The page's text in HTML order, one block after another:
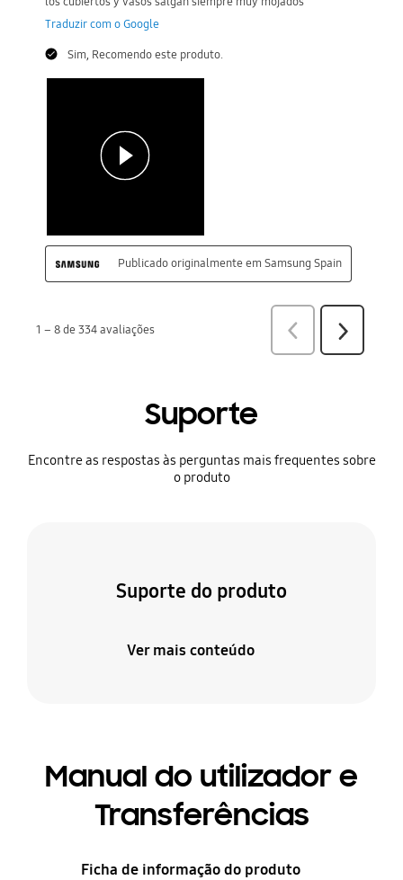
Suporte
Encontre as respostas às perguntas mais frequentes sobre
o produto
Suporte do produto
Ver mais conteúdo
Manual do utilizador e
Transferências
Ficha de informação do produto